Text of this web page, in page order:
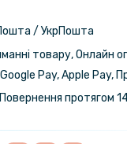
/ УкрПошта
товару, Онлайн
Pay, Apple Pay,
протягом